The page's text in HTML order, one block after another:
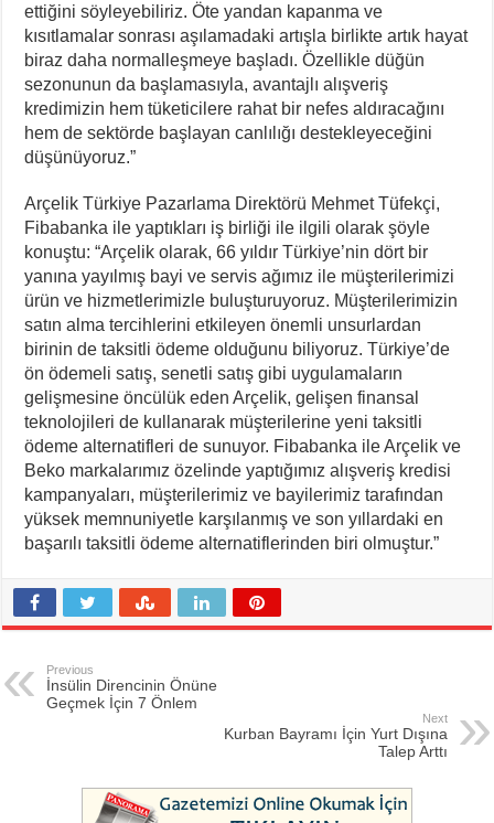
ettiğini söyleyebiliriz. Öte yandan kapanma ve
kısıtlamalar sonrası aşılamadaki artışla birlikte artık hayat
biraz daha normalleşmeye başladı. Özellikle düğün
sezonunun da başlamasıyla, avantajlı alışveriş
kredimizin hem tüketicilere rahat bir nefes aldıracağını
hem de sektörde başlayan canlılığı destekleyeceğini
düşünüyoruz.”
Arçelik Türkiye Pazarlama Direktörü Mehmet Tüfekçi,
Fibabanka ile yaptıkları iş birliği ile ilgili olarak şöyle
konuştu: “Arçelik olarak, 66 yıldır Türkiye’nin dört bir
yanına yayılmış bayi ve servis ağımız ile müşterilerimizi
ürün ve hizmetlerimizle buluşturuyoruz. Müşterilerimizin
satın alma tercihlerini etkileyen önemli unsurlardan
birinin de taksitli ödeme olduğunu biliyoruz. Türkiye’de
ön ödemeli satış, senetli satış gibi uygulamaların
gelişmesine öncülük eden Arçelik, gelişen finansal
teknolojileri de kullanarak müşterilerine yeni taksitli
ödeme alternatifleri de sunuyor. Fibabanka ile Arçelik ve
Beko markalarımız özelinde yaptığımız alışveriş kredisi
kampanyaları, müşterilerimiz ve bayilerimiz tarafından
yüksek memnuniyetle karşılanmış ve son yıllardaki en
başarılı taksitli ödeme alternatiflerinden biri olmuştur.”
Previous
İnsülin Direncinin Önüne
Geçmek İçin 7 Önlem
Next
Kurban Bayramı İçin Yurt Dışına
Talep Arttı